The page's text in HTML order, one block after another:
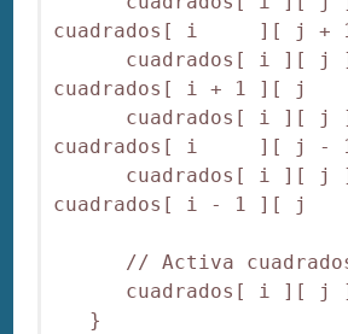
cuadrados[ i     ][ j +
cuadrados[ i ][ j
cuadrados[ i + 1 ][ j
cuadrados[ i ][ j
cuadrados[ i     ][ j -
cuadrados[ i ][ j
cuadrados[ i - 1 ][ j
// Activa
cuadrados[ i ][ j
}